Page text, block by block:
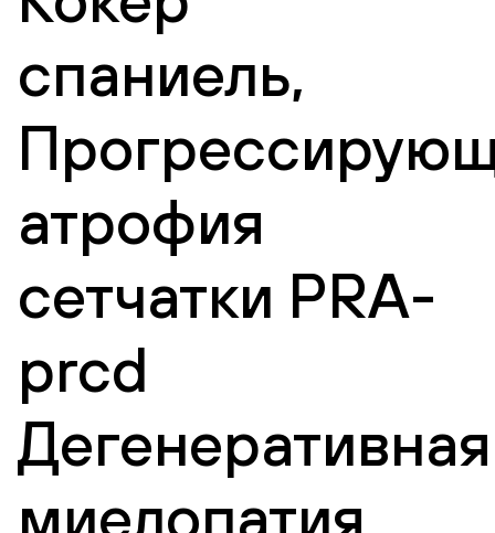
спаниель,
атрофия
сетчатки PRA-
prcd
Дегенеративная
миелопатия